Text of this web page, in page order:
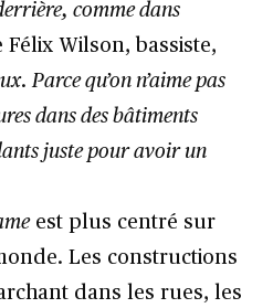
comme dans
Wilson, bassiste,
.Parce qu’on n’aime pas
dans des bâtiments
juste pour avoir un
est plus centré sur
Les constructions
dans les rues, les